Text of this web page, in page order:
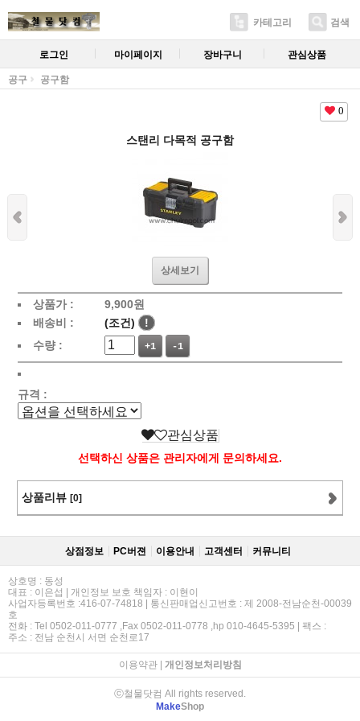
카테고리 검색
로그인 마이페이지 장바구니 관심상품
공구 공구함
0
스탠리 다목적 공구함
상세보기
상품가 : 9,900원
배송비 :
(조건)
!
수량 :
+1 -1
규격 :
관심상품
선택하신 상품은 관리자에게 문의하세요.
상품리뷰 [0]
상점정보 PC버젼 이용안내 고객센터 커뮤니티
상호명 : 동성
대표 : 이은섭 | 개인정보 보호 책임자 : 이현이
사업자등록번호 :416-07-74818 | 통신판매업신고번호 : 제 2008-전남순천-00039
호
전화 : Tel 0502-011-0777 ,Fax 0502-011-0778 ,hp 010-4645-5395 | 팩스 :
주소 : 전남 순천시 서면 순천로17
이용약관| 개인정보처리방침
ⓒ철물닷컴 All rights reserved.
MakeShop